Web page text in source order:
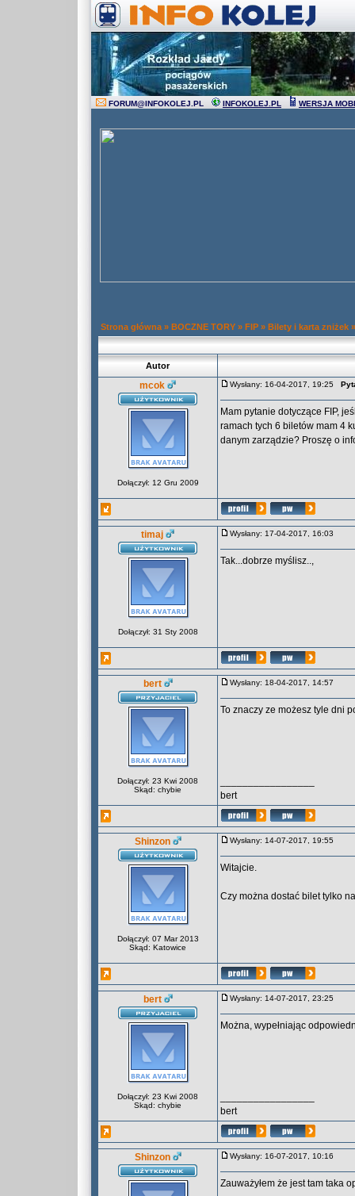
FORUM@INFOKOLEJ.PL INFOKOLEJ.PL WERSJA
Strona główna » BOCZNE TORY » FIP » Bilety i karta zniżek
Autor
mcok
Dołączył: 12 Gru 2009
Wysłany: 16-04-2017, 19:25
Mam pytanie dotyczące FIP,
ramach tych 6 biletów mam 4
danym zarządzie? Proszę o
timaj
Dołączył: 31 Sty 2008
Wysłany: 17-04-2017, 16:03
Tak...dobrze myślisz..,
bert
Dołączył: 23 Kwi 2008
Skąd: chybie
Wysłany: 18-04-2017, 14:57
To znaczy ze możesz tyle dni
bert
Shinzon
Dołączył: 07 Mar 2013
Skąd: Katowice
Wysłany: 14-07-2017, 19:55
Witajcie.
Czy można dostać bilet tylko
bert
Dołączył: 23 Kwi 2008
Skąd: chybie
Wysłany: 14-07-2017, 23:25
Można, wypełniając
bert
Shinzon Wysłany: 16-07-2017, 10:16
Zauważyłem że jest tam taka